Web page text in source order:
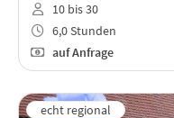
10 bis 30
6,0 Stunden
auf Anfrage